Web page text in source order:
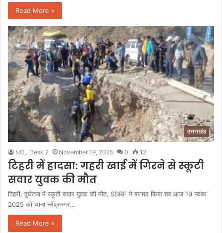
Read More »
उत्तराखंड
NCL Desk 2 November 19, 2025 0 12
टिहरी में हादसा: गहरी खाई में गिरने से स्कूटी
सवार युवक की मौत
टिहरी, दुर्घटना में स्कूटी सवार युवक की मौत, SDRF ने बरामद किया शव आज 19 नवंबर
2025 को थाना नरेंद्रनगर…
Read More »